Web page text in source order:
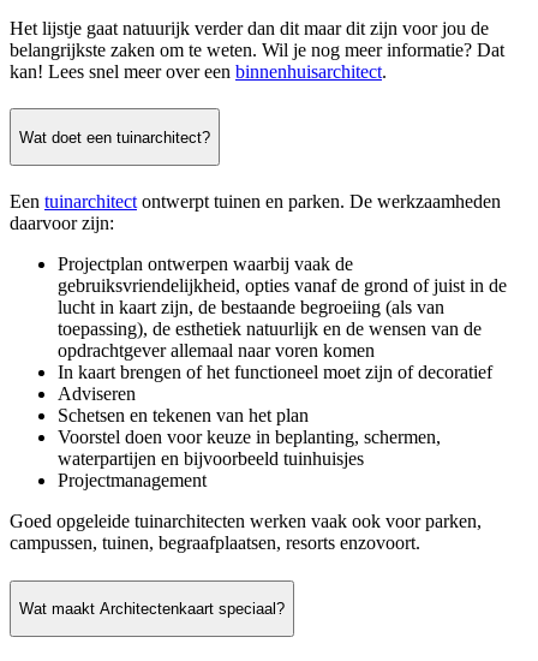
Het lijstje gaat natuurijk verder dan dit maar dit zijn voor jou de
belangrijkste zaken om te weten. Wil je nog meer informatie? Dat
kan! Lees snel meer over een binnenhuisarchitect.
Wat doet een tuinarchitect?
Een tuinarchitect ontwerpt tuinen en parken. De werkzaamheden
daarvoor zijn:
Projectplan ontwerpen waarbij vaak de
gebruiksvriendelijkheid, opties vanaf de grond of juist in de
lucht in kaart zijn, de bestaande begroeiing (als van
toepassing), de esthetiek natuurlijk en de wensen van de
opdrachtgever allemaal naar voren komen
In kaart brengen of het functioneel moet zijn of decoratief
Adviseren
Schetsen en tekenen van het plan
Voorstel doen voor keuze in beplanting, schermen,
waterpartijen en bijvoorbeeld tuinhuisjes
Projectmanagement
Goed opgeleide tuinarchitecten werken vaak ook voor parken,
campussen, tuinen, begraafplaatsen, resorts enzovoort.
Wat maakt Architectenkaart speciaal?